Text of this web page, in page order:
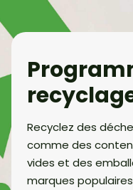
Recyclez des
comme des
vides et des
marques